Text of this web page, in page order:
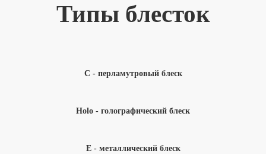
Типы блесток
С - перламутровый блеск
Holo - голографический блеск
E - металлический блеск